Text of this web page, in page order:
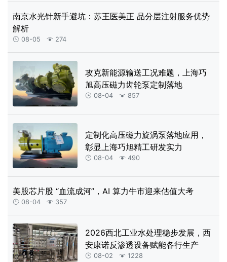
南京水光针新手避坑：苏王医美正 品分层注射服务优势
解析
 08-05  274
攻克新能源输送工况难题，上海巧
旭高压磁力齿轮泵定制落地
 08-04 857
定制化高压磁力旋涡泵落地应用，
彰显上海巧旭精工研发实力
 08-04 490
美股芯片股 “血流成河”，AI 算力牛市迎来估值大考
 08-04  357
2026西北工业水处理稳步发展，西
安康诺反渗透设备赋能各行生产
 08-02 1228